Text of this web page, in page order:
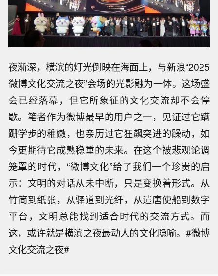
夜渐深，横滨的灯光倒映在海面上，与新浪“2025
微博文化交流之夜”会场的光影融为一体。这场盛
会已经落幕，但它所象征的文化交流却不会停
歇。笔者作为微博最早的用户之一，见证过它蹒
跚学步的稚嫩，也亲历过它狂飙突进的躁动，如
今更期待它成熟稳重的未来。在这个被悲观论调
笼罩的时代，“微博文化”给了我们一个珍贵的启
示：文明的对话从未中断，只是变换着形式。从
竹简到纸张，从驿道到光纤，从遣唐使船到数字
平台，文明总能找到适合时代的交流方式。而
这，或许就是横滨之夜最动人的文化隐喻。#微博
文化交流之夜#